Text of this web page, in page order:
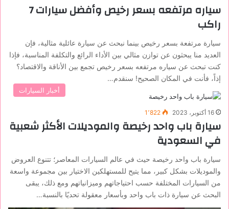
سياره مرتفعه بسعر رخيص وأفضل سيارات 7
راكب
سيارة مرتفعة بسعر رخيص بينما نبحث عن سيارة عائلية مثالية، فإن
العديد منا يبحثون عن توازن مثالي بين الأداء الرائع والتكلفة المناسبة، فإذا
كنت تبحث عن سياره مرتفعه بسعر رخيص تجمع بين الأناقة والاقتصاد؟
إذاً، فأنت في المكان الصحيح! سنقدم…
أخبار السيارات
16 أكتوبر، 2023 1٬822
سيارة باب واحد رخيصة والموديلات الأكثر شعبية
في السعودية
سيارة باب واحد رخيصة حيث في عالم السيارات المعاصر؛ تتنوع العروض
والموديلات بشكل كبير، مما يتيح للمستهلكين الاختيار بين مجموعة واسعة
من السيارات المختلفة حسب احتياجاتهم وميزانياتهم ومع ذلك، يبقى
البحث عن سيارة ذات باب واحد وبأسعار معقولة تحديًا بالنسبة…